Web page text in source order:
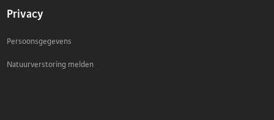
Privacy
Persoonsgegevens
Natuurverstoring melden